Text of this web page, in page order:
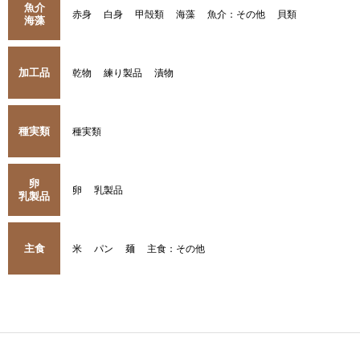
魚介
海藻
赤身 白身 甲殻類 海藻 魚介：その他 貝類
加工品 乾物 練り製品 漬物
種実類 種実類
卵
乳製品
卵 乳製品
主食 米 パン 麺 主食：その他